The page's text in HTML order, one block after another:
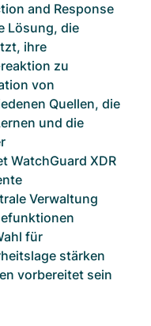
and Response
Lösung, die
ihre
zu
von
Quellen, die
und die
WatchGuard XDR
Verwaltung
für
stärken
vorbereitet sein